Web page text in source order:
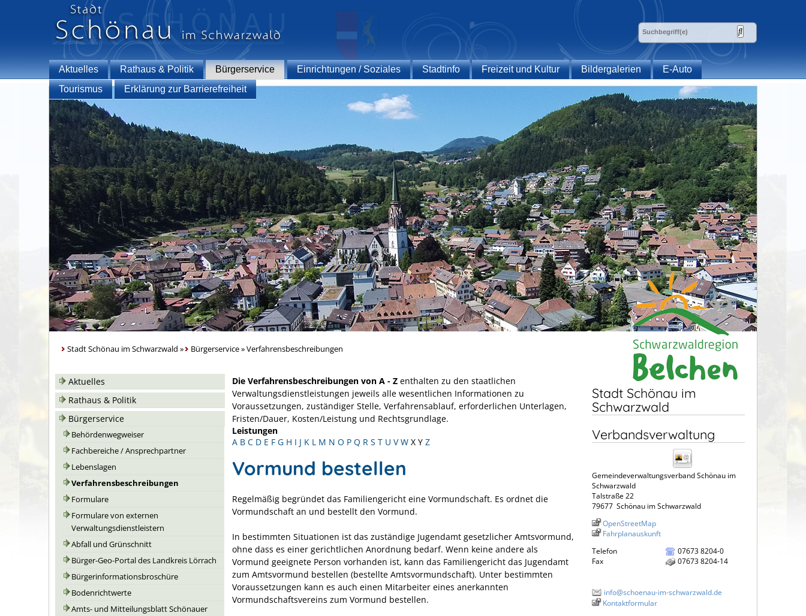
Aktuelles Rathaus & Politik Bürgerservice Einrichtungen / Soziales Stadtinfo Freizeit und Kultur Bildergalerien
E-Auto
Tourismus
Erklärung zur Barrierefreiheit
Stadt Schönau im Schwarzwald » Bürgerservice»Verfahrensbeschreibungen
Aktuelles
Rathaus & Politik
Bürgerservice
Behördenwegweiser
Fachbereiche / Ansprechpartner
Lebenslagen
Verfahrensbeschreibungen
Formulare
Formulare von externen
Verwaltungsdienstleistern
Abfall und Grünschnitt
Bürger-Geo-Portal des Landkreis Lörrach
Bürgerinformationsbroschüre
Bodenrichtwerte
Amts- und Mitteilungsblatt Schönauer
Die Verfahrensbeschreibungen von A - Z enthalten zu den staatlichen
Verwaltungsdienstleistungen jeweils alle wesentlichen Informationen zu
Voraussetzungen, zuständiger Stelle, Verfahrensablauf, erforderlichen Unterlagen,
Fristen/Dauer, Kosten/Leistung und Rechtsgrundlage.
Leistungen
A B C D E F G H I J K L M N O P Q R S T U V W X Y Z
Vormund bestellen
Regelmäßig begründet das Familiengericht eine Vormundschaft. Es ordnet die
Vormundschaft an und bestellt den Vormund.
In bestimmten Situationen ist das zuständige Jugendamt gesetzlicher Amtsvormund,
ohne dass es einer gerichtlichen Anordnung bedarf. Wenn keine andere als
Vormund geeignete Person vorhanden ist, kann das Familiengericht das Jugendamt
zum Amtsvormund bestellen (bestellte Amtsvormundschaft). Unter bestimmten
Voraussetzungen kann es auch einen Mitarbeiter eines anerkannten
Vormundschaftsvereins zum Vormund bestellen.
Stadt Schönau im
Schwarzwald
Verbandsverwaltung
Gemeindeverwaltungsverband Schönau im
Schwarzwald
Talstraße 22
79677 Schönau im Schwarzwald
OpenStreetMap
Fahrplanauskunft
Telefon
07673 8204-0
Fax
07673 8204-14
info@schoenau-im-schwarzwald.de
Kontaktformular